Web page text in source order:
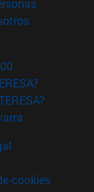
(abre en
cookies